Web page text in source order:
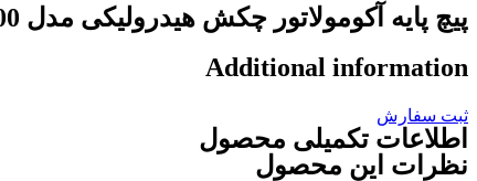
پیچ پایه آکومولاتور چکش هیدرولیکی مدل ITALDEM-K1300
Additional information
ثبت سفارش
اطلاعات تکمیلی محصول
نظرات این محصول